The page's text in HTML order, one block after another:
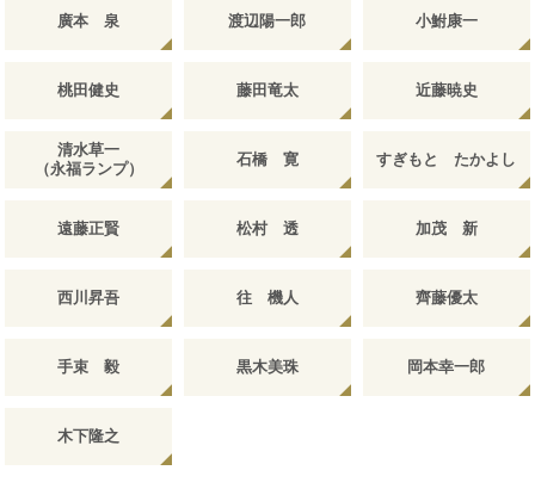
廣本 泉 渡辺陽一郎 小鮒康一
桃田健史 藤田竜太 近藤暁史
清水草一
（永福ランプ）
石橋 寛 すぎもと たかよし
遠藤正賢 松村 透 加茂 新
西川昇吾 往 機人 齊藤優太
手束 毅 黒木美珠 岡本幸一郎
木下隆之